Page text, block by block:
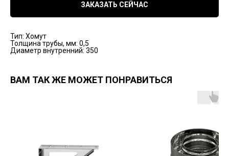
ЗАКАЗАТЬ СЕЙЧАС
Тип: Хомут
Толщина трубы, мм: 0,5
Диаметр внутренний: 350
ВАМ ТАК ЖЕ МОЖЕТ ПОНРАВИТЬСЯ